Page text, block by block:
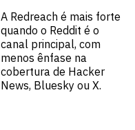
A Redreach é mais forte
quando o Reddit é o
canal principal, com
menos ênfase na
cobertura de Hacker
News, Bluesky ou X.